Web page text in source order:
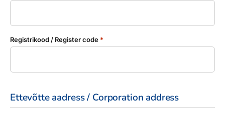
Airalo eSIM
Reisija meelespea
Platinum Club
Püsisoodustused
Reisikonsultandi teenus
Registrikood / Register code *
Ettevõtte aadress / Corporation address